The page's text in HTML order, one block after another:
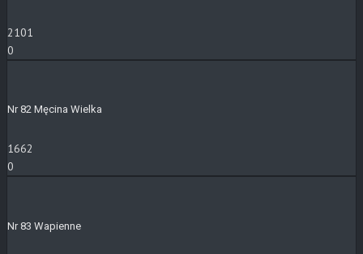
2101
0
Nr 82 Męcina Wielka
1662
0
Nr 83 Wapienne